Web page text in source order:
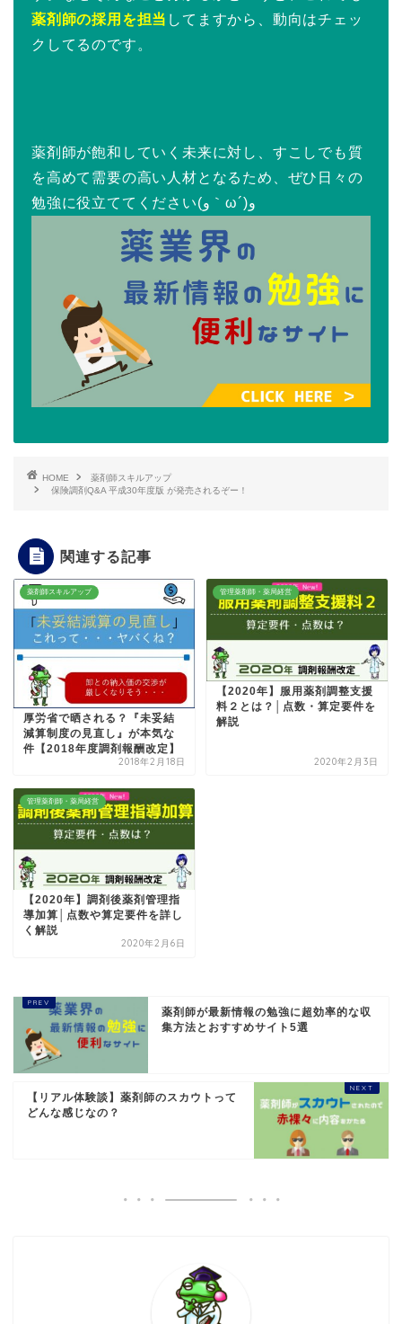
薬剤師の採用を担当 してますから、動向はチェッ
クしてるのです。
薬剤師が飽和していく未来に対し、すこしでも質
を高めて需要の高い人材となるため、ぜひ日々の
勉強に役立ててください(و｀ω´)و
HOME
薬剤師スキルアップ
保険調剤Q&A 平成30年度版 が発売されるぞー！
関連する記事
薬剤師スキルアップ
厚労省で晒される？『未妥結
減算制度の見直し』が本気な
件【2018年度調剤報酬改定】
2018年2月18日
管理薬剤師・薬局経営
【2020年】服用薬剤調整支援
料２とは？│点数・算定要件を
解説
2020年2月3日
管理薬剤師・薬局経営
【2020年】調剤後薬剤管理指
導加算│点数や算定要件を詳し
く解説
2020年2月6日
薬剤師が最新情報の勉強に超効率的な収
集方法とおすすめサイト5選
【リアル体験談】薬剤師のスカウトって
どんな感じなの？